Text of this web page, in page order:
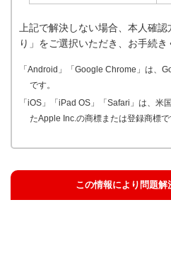
上記で解決しない場合、本人確
り」をご選択いただき、お手続き
「Android」「Google Chrome」は、
です。
「iOS」「iPad OS」「Safari」は、米
たApple Inc.の商標または登録商標で
この情報により問題解